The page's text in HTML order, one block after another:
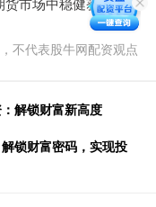
不代表股牛网配资观点
解锁财富新高度
锁财富密码，实现投